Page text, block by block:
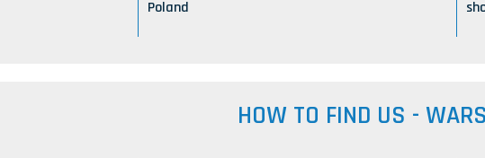
Poland
HOW TO FIND US -